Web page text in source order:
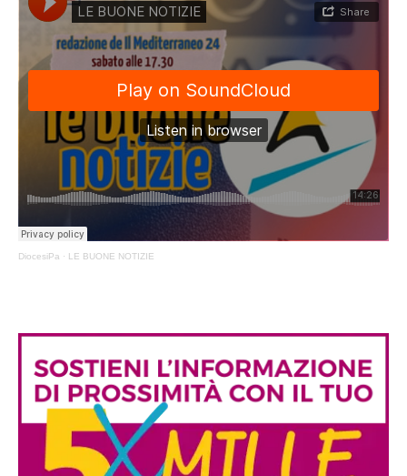
DiocesiPa · LE BUONE NOTIZIE